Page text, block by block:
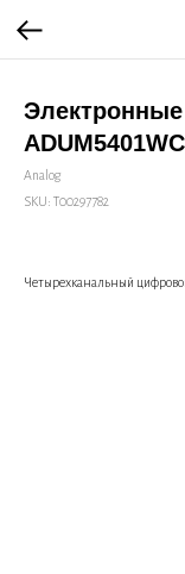
Analog
SKU: Т00297782
Четырехканальный